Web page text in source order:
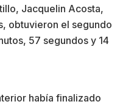
Jacquelin Acosta,
obtuvieron el segundo
57 segundos y 14
había finalizado